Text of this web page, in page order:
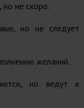
не скоро.
но не следует
желаний.
но ведут к